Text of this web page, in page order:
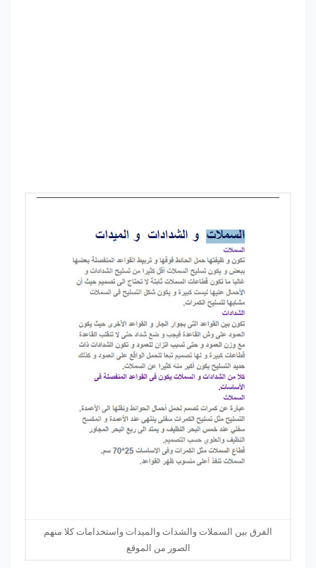
الفرق بين السملات والشدات والميدات واستخدامات كلا منهم
الصور من الموقع